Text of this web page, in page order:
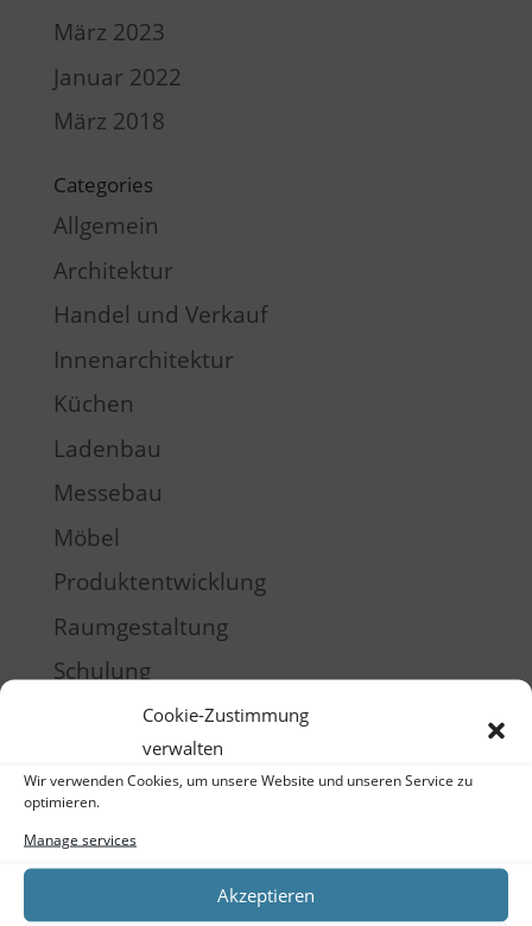
Cookie-Zustimmung
verwalten
Wir verwenden Cookies, um unsere Website und unseren Service zu
optimieren.
Manage services
Akzeptieren
März 2023
Januar 2022
März 2018
Categories
Allgemein
Architektur
Handel und Verkauf
Innenarchitektur
Küchen
Ladenbau
Messebau
Möbel
Produktentwicklung
Raumgestaltung
Schulung
Meta
Entries feed
Comments feed